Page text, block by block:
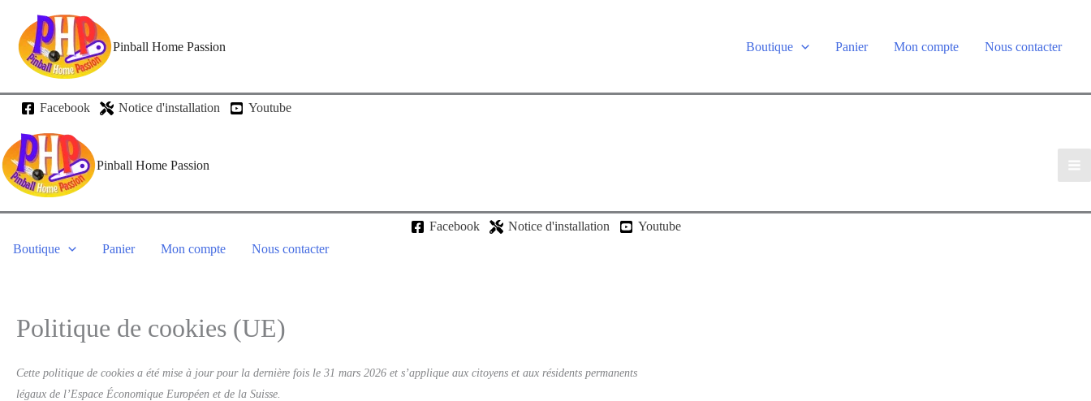
Pinball Home Passion Boutique Panier Mon compte Nous contacter
Facebook Notice d'installation Youtube
Pinball Home Passion
Facebook Notice d'installation
Youtube
Boutique
Panier Mon compte Nous contacter
Politique de cookies (UE)
Cette politique de cookies a été mise à jour pour la dernière fois le 31 mars 2026 et s’applique aux citoyens et aux résidents permanents
légaux de l’Espace Économique Européen et de la Suisse.